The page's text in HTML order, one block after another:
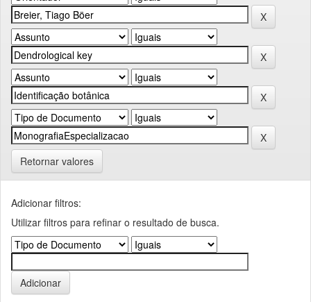
Retornar valores
Adicionar filtros:
Utilizar filtros para refinar o resultado de busca.